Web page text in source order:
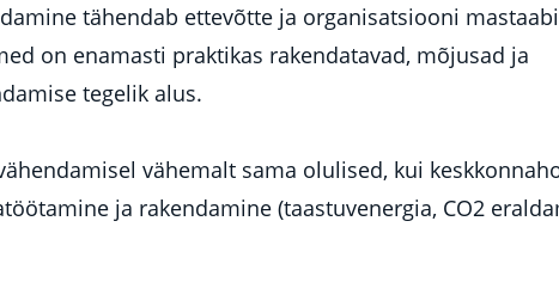
tähendab ettevõtte ja organisatsiooni
on enamasti praktikas rakendatavad, mõjusad ja
tegelik alus.
vähemalt sama olulised, kui
ja rakendamine (taastuvenergia, CO2